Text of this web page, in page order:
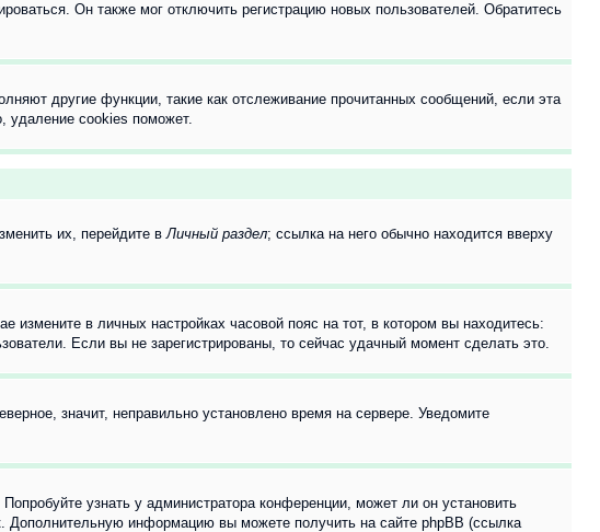
Он также мог отключить регистрацию новых пользователей. Обратитесь
другие функции, такие как отслеживание прочитанных сообщений, если эта
удаление cookies поможет.
их, перейдите вЛичный раздел; ссылка на него обычно находится вверху
в личных настройках часовой пояс на тот, в котором вы находитесь:
Если вы не зарегистрированы, то сейчас удачный момент сделать это.
значит, неправильно установлено время на сервере. Уведомите
узнать у администратора конференции, может ли он установить
Дополнительную информацию вы можете получить на сайте phpBB (ссылка